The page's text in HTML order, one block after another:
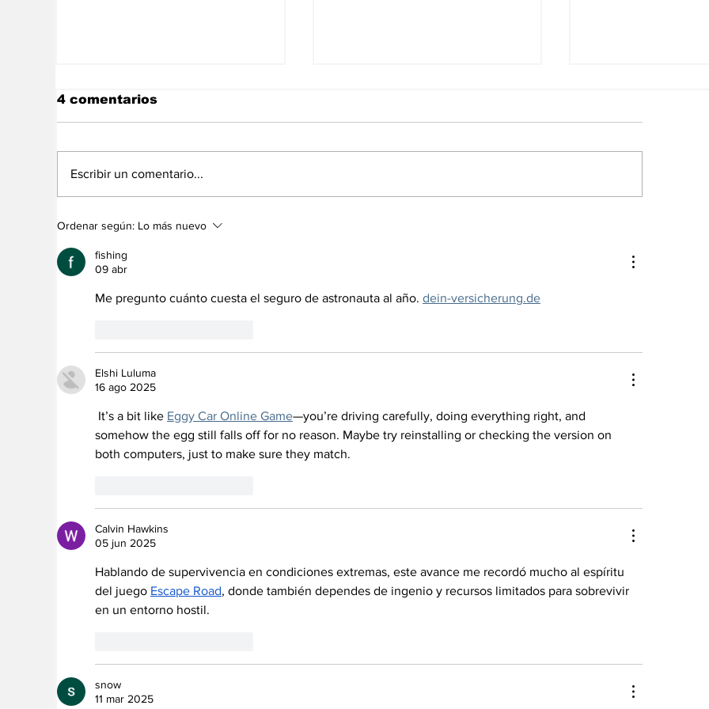
La NASA revela la
existencia de OVNIS a
través de un nuevo
informe
astronautas
4 comentarios
Escribir un comentario...
Ordenar según: Lo más nuevo
fishing
09 abr
Me pregunto cuánto cuesta el seguro de astronauta al año. dein-versicherung.de
Elshi Luluma
16 ago 2025
It’s a bit like Eggy Car Online Game—you’re driving carefully, doing everything right, and
somehow the egg still falls off for no reason. Maybe try reinstalling or checking the version on
both computers, just to make sure they match.
Calvin Hawkins
05 jun 2025
Hablando de supervivencia en condiciones extremas, este avance me recordó mucho al espíritu
del juego Escape Road, donde también dependes de ingenio y recursos limitados para sobrevivir
en un entorno hostil.
snow
11 mar 2025